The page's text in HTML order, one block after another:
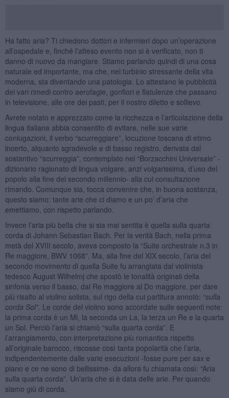
Ha fatto aria? Ti chiedono dottori e infermieri dopo un’operazione
all’ospedale e, finché l’atteso evento non si è verificato, non ti
danno di nuovo da mangiare. Stiamo parlando quindi di una cosa
naturale ed importante, ma che, nel turbinio stressante della vita
moderna, sta diventando una patologia. Lo attestano le pubblicità
dei vari rimedi contro aerofagie, gonfiori e flatulenze che passano
in televisione, alle ore dei pasti, per il nostro diletto e sollievo.
Avrete notato e apprezzato come la ricchezza e l’articolazione della
lingua italiana abbia consentito di evitare, nelle sue varie
coniugazioni, il verbo “scurreggiare”, locuzione toscana di etimo
incerto, alquanto sgradevole e di basso registro, derivata dal
sostantivo “scurreggia”, contemplato nel “Borzacchini Universale” -
dizionario ragionato di lingua volgare, anzi volgarissima, d’uso del
popolo alla fine del secondo millennio- alla cui consultazione
rimando. Comunque sia, tocca convenire che, in buona sostanza,
questo siamo: tante arie che ci diamo e un po’ d’aria che
emettiamo, con rispetto parlando.
Invece l’aria più bella che si sia mai sentita è quella sulla quarta
corda di Johann Sebastian Bach. Per la verità Bach, nella prima
metà del XVIII secolo, aveva composto la “Suite orchestrale n.3 in
Re maggiore, BWV 1068”. Ma, alla fine del XIX secolo, l’aria del
secondo movimento di quella Suite fu arrangiata dal violinista
tedesco August Wilhelmj che spostò le tonalità originali della
sinfonia verso il basso, dal Re maggiore al Do maggiore, per dare
più risalto al violino solista, sul rigo della cui partitura annotò: “sulla
corda Sol”. Le corde del violino sono accordate sulle seguenti note:
la prima corda è un Mi, la seconda un La, la terza un Re e la quarta
un Sol. Perciò l’aria si chiamò “sulla quarta corda”. E
l’arrangiamento, con interpretazione più romantica rispetto
all’originale barocco, riscosse così tanta popolarità che l’aria,
indipendentemente dalle varie esecuzioni -fosse pure per sax e
piano e ce ne sono di bellissime- da allora fu chiamata così: “Aria
sulla quarta corda”. Un’aria che si è data delle arie. Per quando
siamo giù di corda.